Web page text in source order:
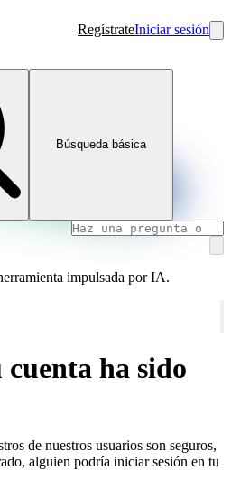
RegístrateIniciar sesión
Búsqueda básica
impulsada por IA.
cuenta ha sido
de nuestros usuarios son seguros,
alguien podría iniciar sesión en tu